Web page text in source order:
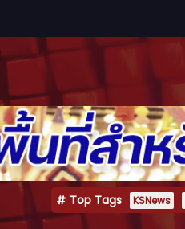
Top Tags KSNews